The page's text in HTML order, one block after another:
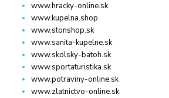
www.hracky-online.sk
www.kupelna.shop
www.stonshop.sk
www.sanita-kupelne.sk
www.skolsky-batoh.sk
www.sportaturistika.sk
www.potraviny-online.sk
www.zlatnictvo-online.sk